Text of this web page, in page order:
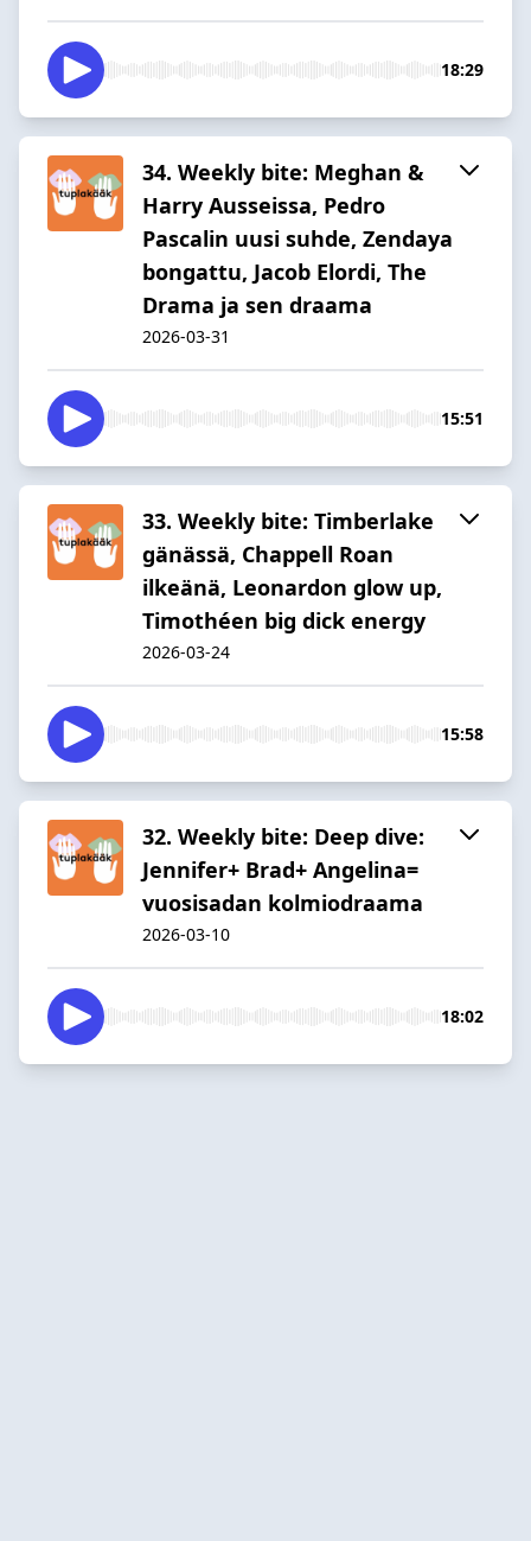
18:29
34. Weekly bite: Meghan &
Harry Ausseissa, Pedro
Pascalin uusi suhde, Zendaya
bongattu, Jacob Elordi, The
Drama ja sen draama
2026-03-31
15:51
33. Weekly bite: Timberlake
gänässä, Chappell Roan
ilkeänä, Leonardon glow up,
Timothéen big dick energy
2026-03-24
15:58
32. Weekly bite: Deep dive:
Jennifer+ Brad+ Angelina=
vuosisadan kolmiodraama
2026-03-10
18:02